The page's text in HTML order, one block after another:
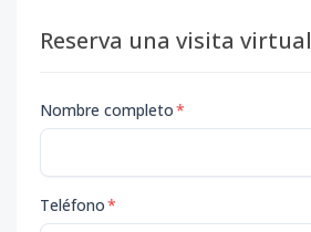
Reserva una visita virtual
Nombre completo*
Teléfono*